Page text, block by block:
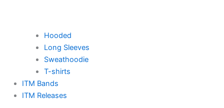
Hooded
Long Sleeves
Sweathoodie
T-shirts
ITM Bands
ITM Releases